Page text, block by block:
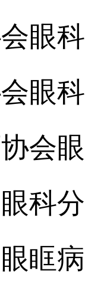
眼
眼
会
科
眶